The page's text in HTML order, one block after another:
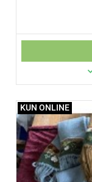
KUN ONLINE